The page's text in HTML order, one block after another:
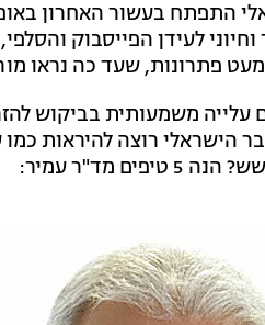
התפתח בעשור האחרון
וחיוני לעידן הפייסבוק
פתרונות, שעד כה נראו
עלייה משמעותית בביקוש
הישראלי רוצה להיראות
מד"ר עמיר: